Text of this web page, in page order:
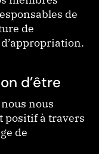
de
de
d’être
nous
positif à travers
de